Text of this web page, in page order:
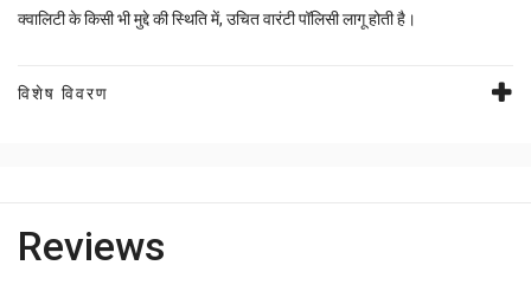
क्वालिटी के किसी भी मुद्दे की स्थिति में, उचित वारंटी पॉलिसी लागू होती है।
विशेष विवरण
Reviews